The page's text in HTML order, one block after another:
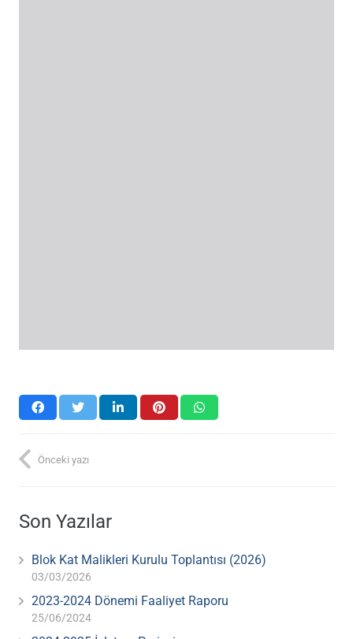
Önceki yazı
Son Yazılar
Blok Kat Malikleri Kurulu Toplantısı (2026)
03/03/2026
2023-2024 Dönemi Faaliyet Raporu
25/06/2024